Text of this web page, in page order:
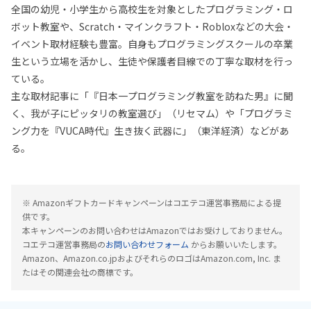
全国の幼児・小学生から高校生を対象としたプログラミング・ロ
ボット教室や、Scratch・マインクラフト・Robloxなどの大会・
イベント取材経験も豊富。自身もプログラミングスクールの卒業
生という立場を活かし、生徒や保護者目線での丁寧な取材を行っ
ている。
主な取材記事に「『日本一プログラミング教室を訪ねた男』に聞
く、我が子にピッタリの教室選び」（リセマム）や「プログラミ
ング力を『VUCA時代』生き抜く武器に」（東洋経済）などがあ
る。
※ Amazonギフトカードキャンペーンはコエテコ運営事務局による提
供です。
本キャンペーンのお問い合わせはAmazonではお受けしておりません。
コエテコ運営事務局のお問い合わせフォーム からお願いいたします。
Amazon、Amazon.co.jpおよびそれらのロゴはAmazon.com, Inc. ま
たはその関連会社の商標です。